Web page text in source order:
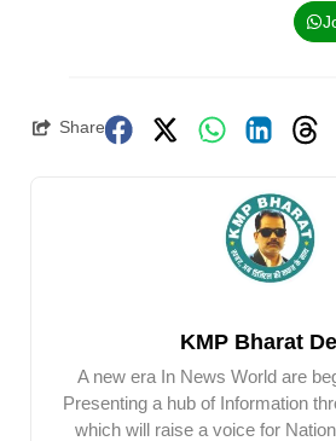
Share
KMP Bharat
A new era In News World are
Presenting a hub of Information
which will raise a voice for